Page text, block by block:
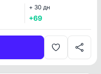
+ 30 дн
+69